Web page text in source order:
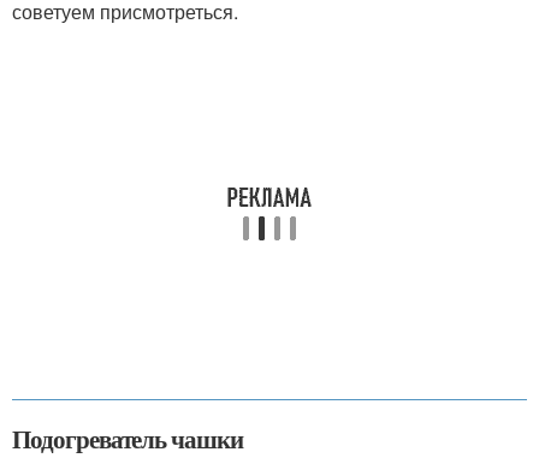
советуем присмотреться.
Подогреватель чашки